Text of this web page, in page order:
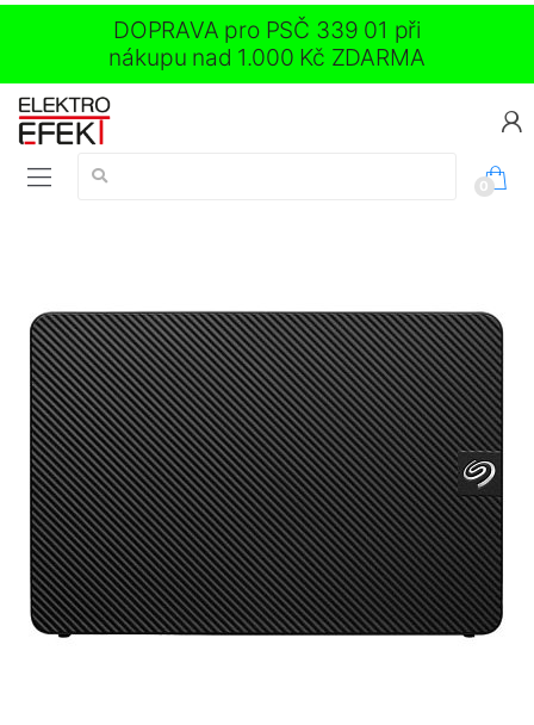
DOPRAVA pro PSČ 339 01 při
nákupu nad 1.000 Kč ZDARMA
Vyhledávání:
0